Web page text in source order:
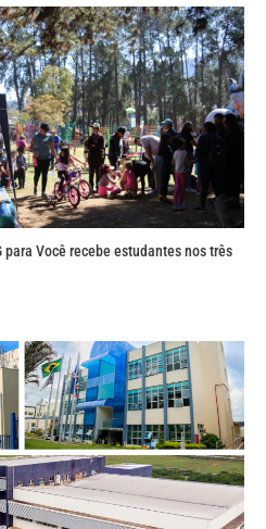
para Você recebe estudantes nos três